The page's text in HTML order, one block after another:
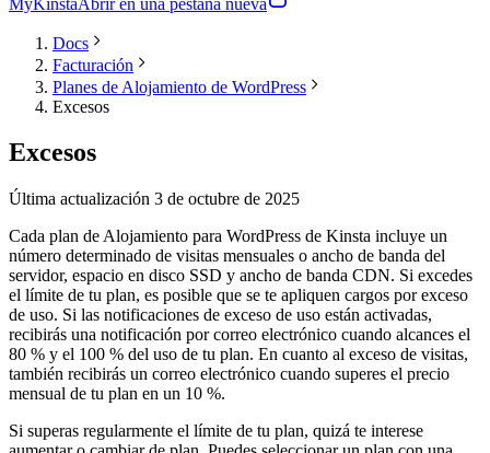
Docs
Facturación
Planes de Alojamiento de WordPress
Excesos
Excesos
Última actualización 3 de octubre de 2025
Cada plan de Alojamiento para WordPress de Kinsta incluye un
número determinado de visitas mensuales o ancho de banda del
servidor, espacio en disco SSD y ancho de banda CDN. Si excedes
el límite de tu plan, es posible que se te apliquen cargos por exceso
de uso. Si las notificaciones de exceso de uso están activadas,
recibirás una notificación por correo electrónico cuando alcances el
80 % y el 100 % del uso de tu plan. En cuanto al exceso de visitas,
también recibirás un correo electrónico cuando superes el precio
mensual de tu plan en un 10 %.
Si superas regularmente el límite de tu plan, quizá te interese